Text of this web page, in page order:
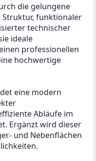
die gelungene
Struktur, funktionaler
technischer
ideale
professionellen
hochwertige
eine modern
Abläufe im
Ergänzt wird dieser
und Nebenflächen